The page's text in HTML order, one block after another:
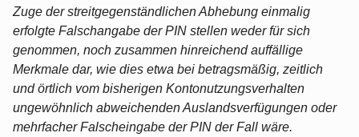
Zuge der streitgegenständlichen Abhebung einmalig
erfolgte Falschangabe der PIN stellen weder für sich
genommen, noch zusammen hinreichend auffällige
Merkmale dar, wie dies etwa bei betragsmäßig, zeitlich
und örtlich vom bisherigen Kontonutzungsverhalten
ungewöhnlich abweichenden Auslandsverfügungen oder
mehrfacher Falscheingabe der PIN der Fall wäre.